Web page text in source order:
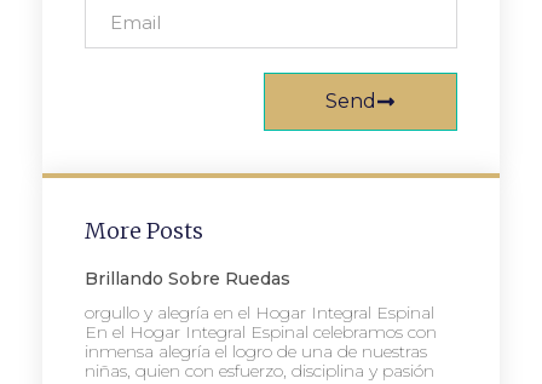
Send
More Posts
Brillando Sobre Ruedas
orgullo y alegría en el Hogar Integral Espinal
En el Hogar Integral Espinal celebramos con
inmensa alegría el logro de una de nuestras
niñas, quien con esfuerzo, disciplina y pasión